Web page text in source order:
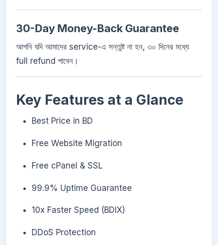
30-Day Money-Back Guarantee
আপনি যদি আমাদের service-এ সন্তুষ্ট না হন, ৩০ দিনের মধ্যে
full refund পাবেন।
Key Features at a Glance
Best Price in BD
Free Website Migration
Free cPanel & SSL
99.9% Uptime Guarantee
10x Faster Speed (BDIX)
DDoS Protection